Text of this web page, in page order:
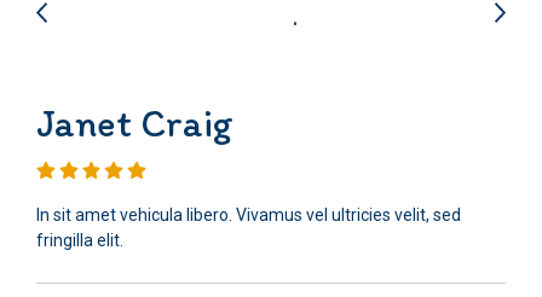
Janet Craig
In sit amet vehicula libero. Vivamus vel ultricies velit, sed
fringilla elit.